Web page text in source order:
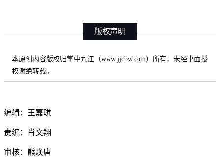
版权声明
本原创内容版权归掌中九江（www.jjcbw.com）所有，未经书面授
权谢绝转载。
编辑：王嘉琪
责编：肖文翔
审核：熊焕唐